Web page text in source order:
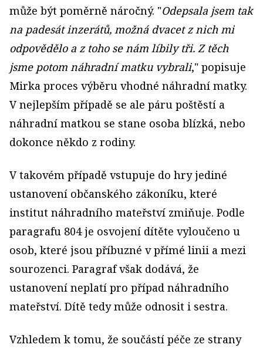
může být poměrně náročný. "Odepsala jsem tak
na padesát inzerátů, možná dvacet z nich mi
odpovědělo a z toho se nám líbily tři. Z těch
jsme potom náhradní matku vybrali," popisuje
Mirka proces výběru vhodné náhradní matky.
V nejlepším případě se ale páru poštěstí a
náhradní matkou se stane osoba blízká, nebo
dokonce někdo z rodiny.
V takovém případě vstupuje do hry jediné
ustanovení občanského zákoníku, které
institut náhradního mateřství zmiňuje. Podle
paragrafu 804 je osvojení dítěte vyloučeno u
osob, které jsou příbuzné v přímé linii a mezi
sourozenci. Paragraf však dodává, že
ustanovení neplatí pro případ náhradního
mateřství. Dítě tedy může odnosit i sestra.
Vzhledem k tomu, že součástí péče ze strany